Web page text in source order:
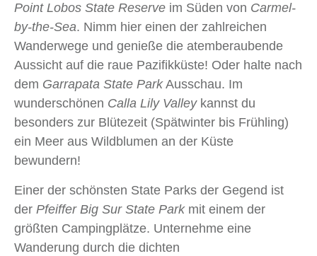
Point Lobos State Reserve im Süden von Carmel-
by-the-Sea. Nimm hier einen der zahlreichen
Wanderwege und genieße die atemberaubende
Aussicht auf die raue Pazifikküste! Oder halte nach
dem Garrapata State ParkAusschau. Im
wunderschönen Calla Lily Valleykannst du
besonders zur Blütezeit (Spätwinter bis Frühling)
ein Meer aus Wildblumen an der Küste
bewundern!
Einer der schönsten State Parks der Gegend ist
der Pfeiffer Big Sur State Parkmit einem der
größten Campingplätze. Unternehme eine
Wanderung durch die dichten